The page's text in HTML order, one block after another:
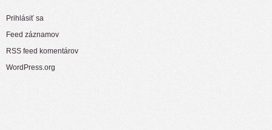
Prihlásiť sa
Feed záznamov
RSS feed komentárov
WordPress.org